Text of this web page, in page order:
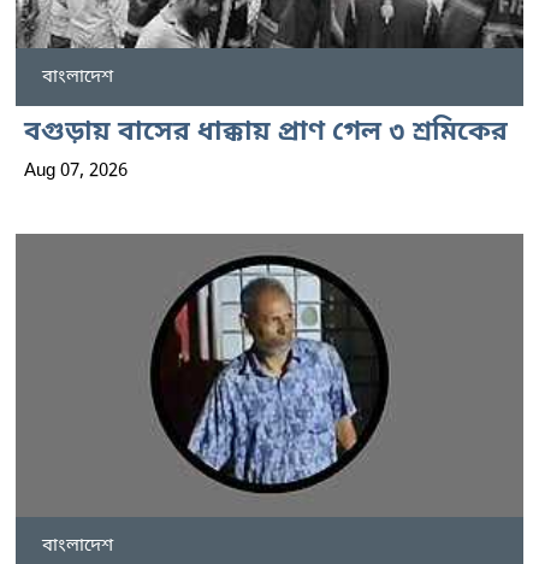
বাংলাদেশ
বগুড়ায় বাসের ধাক্কায় প্রাণ গেল ৩ শ্রমিকের
Aug 07, 2026
বাংলাদেশ